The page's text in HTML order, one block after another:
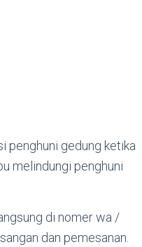
penghuni gedung ketika
melindungi penghuni
di nomer wa /
dan pemesanan.